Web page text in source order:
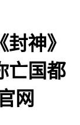
神》
亡国都
网